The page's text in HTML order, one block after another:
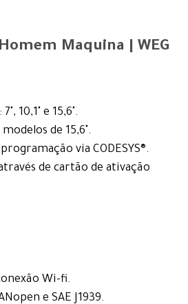
Maquina | WEG
10,1" e 15,6".
de 15,6".
via CODESYS®.
de cartão de ativação
Wi-fi.
e SAE J1939.